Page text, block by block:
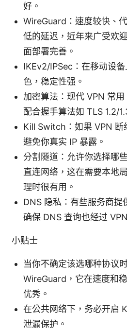
好。
WireGuard：速度较快、
低的延迟，近年来广受欢
面部署完善。
IKEv2/IPSec：在移动设
色，稳定性强。
加密算法：现代 VPN 常用
配合握手算法如 TLS 1.2/
Kill Switch：如果 VPN 断
避免你真实 IP 暴露。
分割隧道：允许你选择哪
直连网络，这在需要本地
理时很有用。
DNS 隐私：有些服务商提
确保 DNS 查询也经过
小贴士
当你不确定该选哪种协议
WireGuard，它在速度和
优秀。
在公共网络下，务必开启
泄漏保护。